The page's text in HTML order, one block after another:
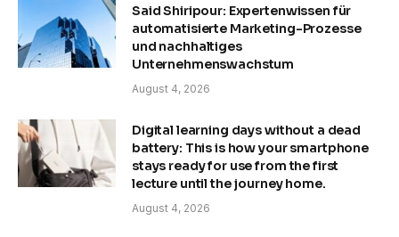
Said Shiripour: Expertenwissen für
automatisierte Marketing-Prozesse
und nachhaltiges
Unternehmenswachstum
August 4, 2026
Digital learning days without a dead
battery: This is how your smartphone
stays ready for use from the first
lecture until the journey home.
August 4, 2026